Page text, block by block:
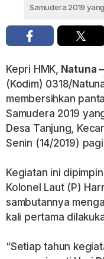
Samudera 2019
Kepri HMK, Natuna
(Kodim) 0318/
membersihkan
Samudera 2019
Desa Tanjung,
Senin (14/2019)
Kegiatan ini
Kolonel Laut (P)
sambutannya
kali pertama
“Setiap tahun